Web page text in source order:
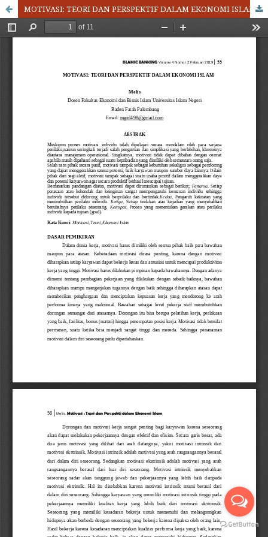
MOTIVASI: TEORI DAN PERSPEKTIF DALAM EKONOMI ISLAM